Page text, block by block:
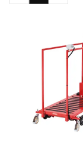
K・KC
断熱
FD・